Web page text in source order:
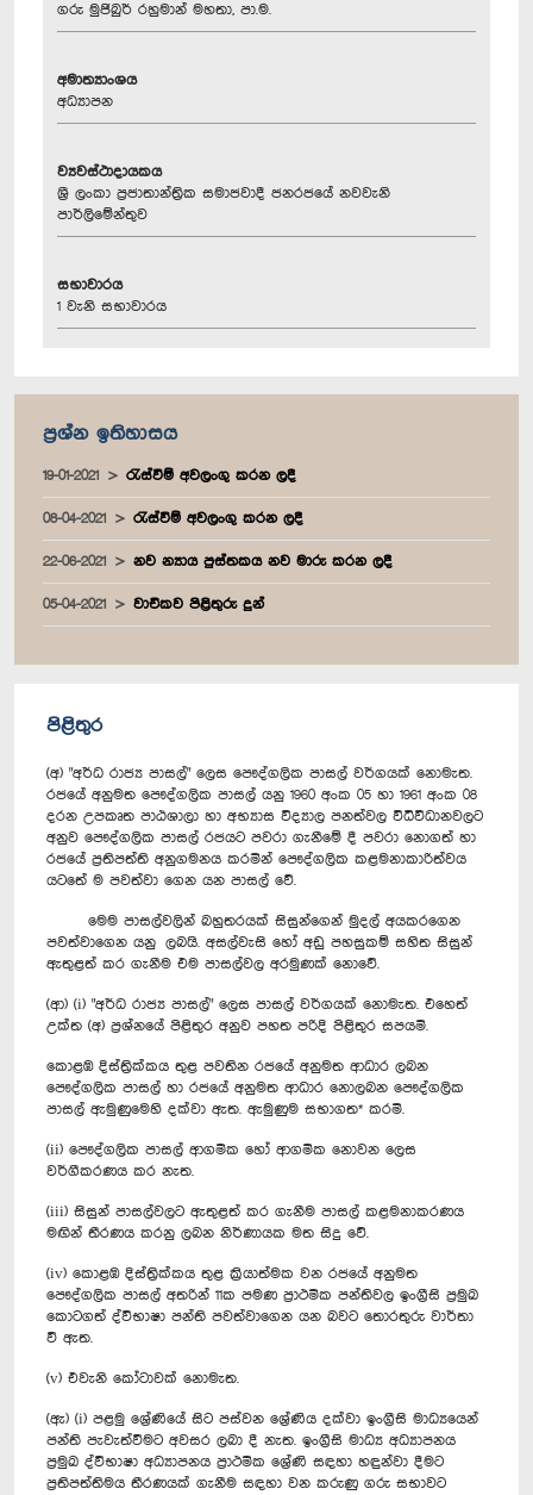
ගරු මුජිබුර් රහුමාන් මහතා, පා.ම.
අමාත්‍යාංශය
අධ්‍යාපන
ව්‍යවස්ථාදායකය
ශ්‍රී ලංකා ප්‍රජාතාන්ත්‍රික සමාජවාදී ජනරජයේ නවවැනි
පාර්ලිමේන්තුව
සභාවාරය
1 වැනි සභාවාරය
ප්‍රශ්න ඉතිහාසය
19-01-2021 රැස්වීම් අවලංගු කරන ලදී
08-04-2021 රැස්වීම් අවලංගු කරන ලදී
22-06-2021 නව න්‍යාය පුස්තකය නව මාරු කරන ලදී
05-04-2021 වාචිකව පිළිතුරු දුන්
පිළිතුර
(අ) "අර්ධ රාජ්‍ය පාසල්" ලෙස පෞද්ගලික පාසල් වර්ගයක් නොමැත.
රජයේ අනුමත පෞද්ගලික පාසල් යනු 1960 අංක 05 හා 1961 අංක 08
දරන උපකෘත පාඨශාලා හා අභ්‍යාස විද්‍යාල පනත්වල විධිවිධානවලට
අනුව පෞද්ගලික පාසල් රජයට පවරා ගැනීමේ දී පවරා නොගත් හා
රජයේ ප්‍රතිපත්ති අනුගමනය කරමින් පෞද්ගලික කළමනාකාරිත්වය
යටතේ ම පවත්වා ගෙන යන පාසල් වේ.
මෙම පාසල්වලින් බහුතරයක් සිසුන්ගෙන් මුදල් අයකරගෙන
පවත්වාගෙන යනු ලබයි. අසල්වැසි හෝ අඩු පහසුකම් සහිත සිසුන්
ඇතුළත් කර ගැනීම එම පාසල්වල අරමුණක් නොවේ.
(ආ) (i) "අර්ධ රාජ්‍ය පාසල්" ලෙස පාසල් වර්ගයක් නොමැත. එහෙත්
උක්ත (අ) ප්‍රශ්නයේ පිළිතුර අනුව පහත පරිදි පිළිතුර සපයමි.
කොළඹ දිස්ත්‍රික්කය තුළ පවතින රජයේ අනුමත ආධාර ලබන
පෞද්ගලික පාසල් හා රජයේ අනුමත ආධාර නොලබන පෞද්ගලික
පාසල් ඇමුණුමෙහි දක්වා ඇත. ඇමුණුම සභාගත* කරමි.
(ii) පෞද්ගලික පාසල් ආගමික හෝ ආගමික නොවන ලෙස
වර්ගීකරණය කර නැත.
(iii) සිසුන් පාසල්වලට ඇතුළත් කර ගැනීම පාසල් කළමනාකරණය
මඟින් තීරණය කරනු ලබන නිර්ණායක මත සිදු වේ.
(iv) කොළඹ දිස්ත්‍රික්කය තුළ ක්‍රියාත්මක වන රජයේ අනුමත
පෞද්ගලික පාසල් අතරින් 11ක පමණ ප්‍රාථමික පන්තිවල ඉංග්‍රීසි ප්‍රමුඛ
කොටගත් ද්විභාෂා පන්ති පවත්වාගෙන යන බවට තොරතුරු වාර්තා
වී ඇත.
(v) එවැනි කෝටාවක් නොමැත.
(ඇ) (i) පළමු ශ්‍රේණියේ සිට පස්වන ශ්‍රේණිය දක්වා ඉංග්‍රීසි මාධ්‍යයෙන්
පන්ති පැවැත්වීමට අවසර ලබා දී නැත. ඉංග්‍රීසි මාධ්‍ය අධ්‍යාපනය
ප්‍රමුඛ ද්විභාෂා අධ්‍යාපනය ප්‍රාථමික ශ්‍රේණි සඳහා හඳුන්වා දීමට
ප්‍රතිපත්තිමය තීරණයක් ගැනීම සඳහා වන කරුණු ගරු සභාවට